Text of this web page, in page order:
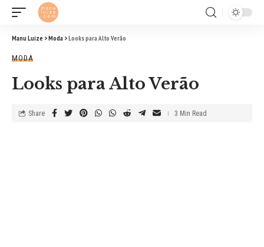
Manu Luize >Moda >Looks para Alto Verão
MODA
Looks para Alto Verão
Share 3 Min Read